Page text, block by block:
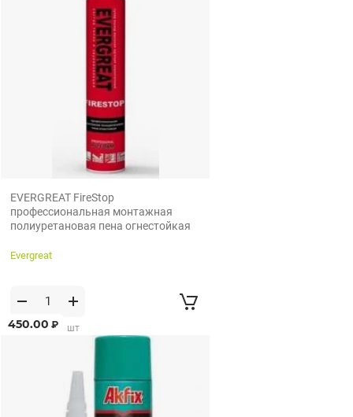
EVERGREAT FireStop
профессиональная монтажная
полиуретановая пена огнестойкая
Evergreat
450.00 ₽
от 1 шт по 1 шт